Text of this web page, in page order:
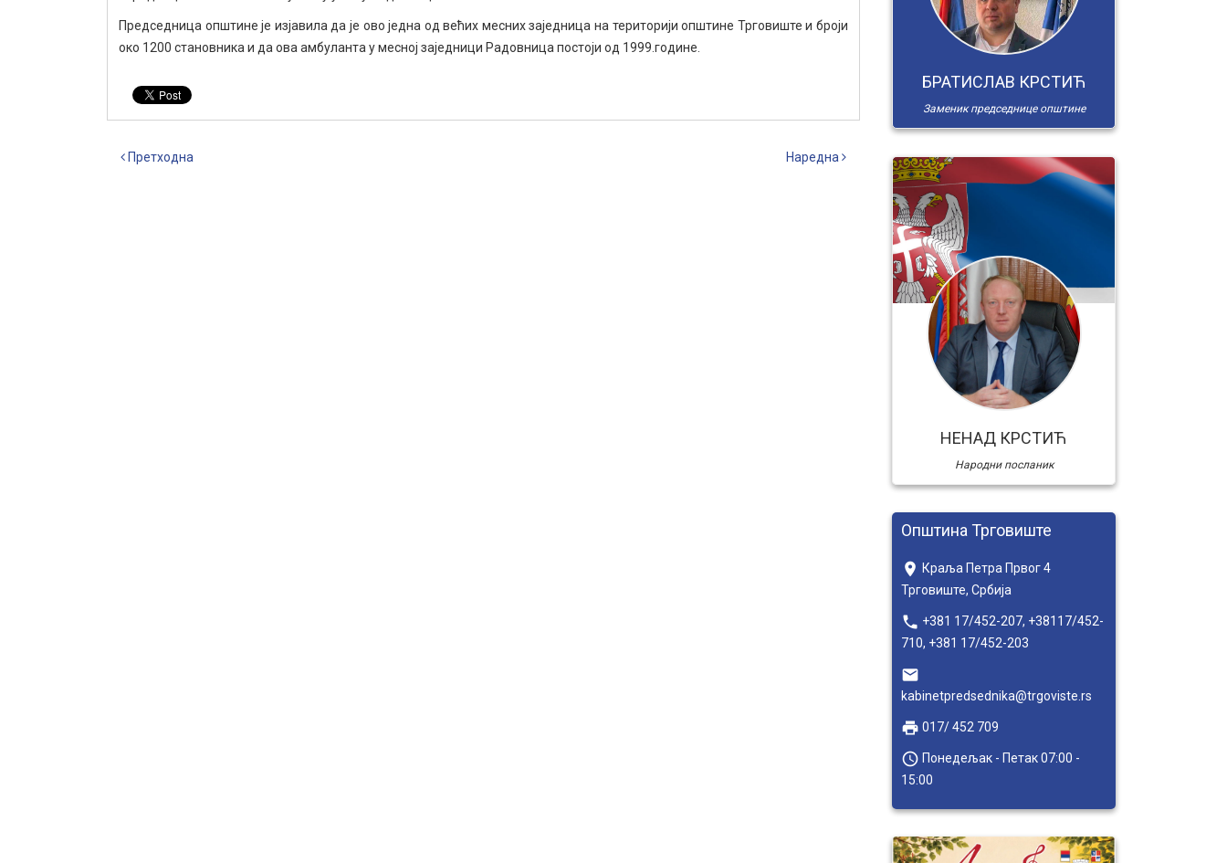
Председница општине је изјавила да је ово једна од већих месних заједница на територији општине Трговиште и броји
око 1200 становника и да ова амбуланта у месној заједници Радовница постоји од 1999.године.
Претходна Наредна
БРАТИСЛАВ КРСТИЋ
Заменик председнице општине
НЕНАД КРСТИЋ
Народни посланик
Општина Трговиште
place Краља Петра Првог 4
Трговиште, Србија
local_phone +381 17/452-207, +38117/452-
710, +381 17/452-203
email
kabinetpredsednika@trgoviste.rs
local_printshop 017/ 452 709
access_time Понедељак - Петак 07:00 -
15:00